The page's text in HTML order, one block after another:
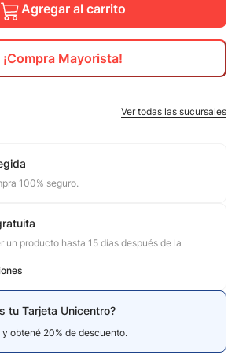
Agregar al carrito
¡Compra Mayorista!
Ver todas las sucursales
100% seguro.
un producto hasta 15 días después de la
tu Tarjeta Unicentro?
obtené 20% de descuento.